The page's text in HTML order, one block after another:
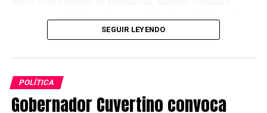
Economía. Durante la jornada, la delegada sostuvo un
primer encuentro de trabajo con las nuevas autoridades,
instancia en la que se entregaron lineamientos iniciales
para avanzar en las prioridades del programa de
Gobierno.
SEGUIR LEYENDO
POLÍTICA
Gobernador Cuvertino convoca